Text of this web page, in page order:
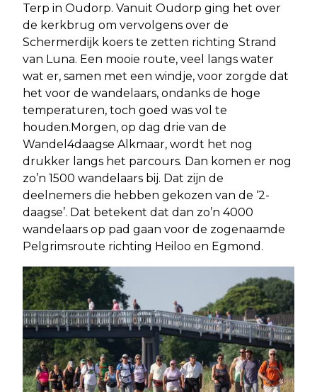
Terp in Oudorp. Vanuit Oudorp ging het over
de kerkbrug om vervolgens over de
Schermerdijk koers te zetten richting Strand
van Luna. Een mooie route, veel langs water
wat er, samen met een windje, voor zorgde dat
het voor de wandelaars, ondanks de hoge
temperaturen, toch goed was vol te
houden.Morgen, op dag drie van de
Wandel4daagse Alkmaar, wordt het nog
drukker langs het parcours. Dan komen er nog
zo’n 1500 wandelaars bij. Dat zijn de
deelnemers die hebben gekozen van de ‘2-
daagse’. Dat betekent dat dan zo’n 4000
wandelaars op pad gaan voor de zogenaamde
Pelgrimsroute richting Heiloo en Egmond.